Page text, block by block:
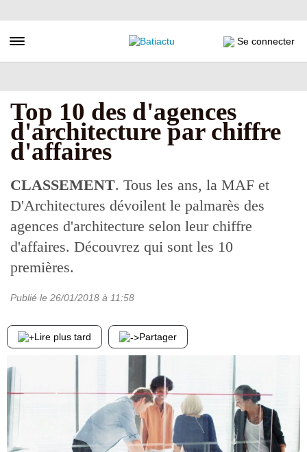
au
principal
Toggle navigation Se connecter
Top 10 des d'agences
d'architecture par chiffre
d'affaires
CLASSEMENT. Tous les ans, la MAF et
D'Architectures dévoilent le palmarès des
agences d'architecture selon leur chiffre
d'affaires. Découvrez qui sont les 10
premières.
Publié le 26/01/2018 à 11:58
Lire plus tard Partager